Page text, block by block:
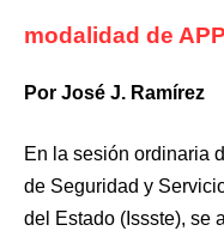
modalidad de APP
Por José J. Ramírez
En la sesión ordinaria
de Seguridad y
del Estado (Issste), se